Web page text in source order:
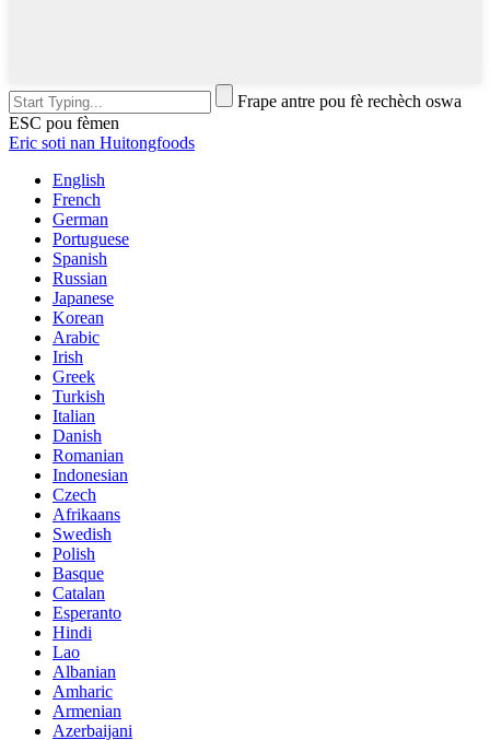
Frape antre pou fè rechèch oswa
ESC pou fèmen
Eric soti nan Huitongfoods
English
French
German
Portuguese
Spanish
Russian
Japanese
Korean
Arabic
Irish
Greek
Turkish
Italian
Danish
Romanian
Indonesian
Czech
Afrikaans
Swedish
Polish
Basque
Catalan
Esperanto
Hindi
Lao
Albanian
Amharic
Armenian
Azerbaijani